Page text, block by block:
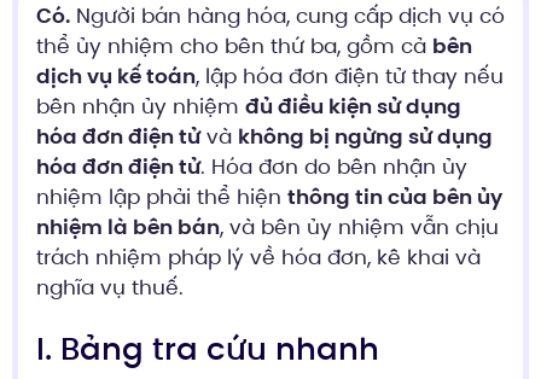
Có. Người bán hàng hóa, cung cấp dịch vụ có
thể ủy nhiệm cho bên thứ ba, gồm cả bên
dịch vụ kế toán, lập hóa đơn điện tử thay nếu
bên nhận ủy nhiệm đủ điều kiện sử dụng
hóa đơn điện tửvà không bị ngừng sử dụng
hóa đơn điện tử. Hóa đơn do bên nhận ủy
nhiệm lập phải thể hiện thông tin của bên ủy
nhiệm là bên bán, và bên ủy nhiệm vẫn chịu
trách nhiệm pháp lý về hóa đơn, kê khai và
nghĩa vụ thuế.
I. Bảng tra cứu nhanh